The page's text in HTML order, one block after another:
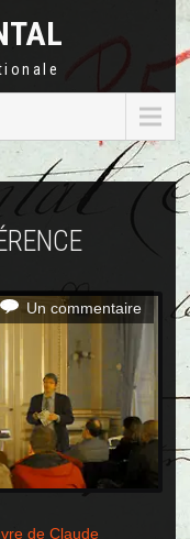
Un commentaire
de Claude